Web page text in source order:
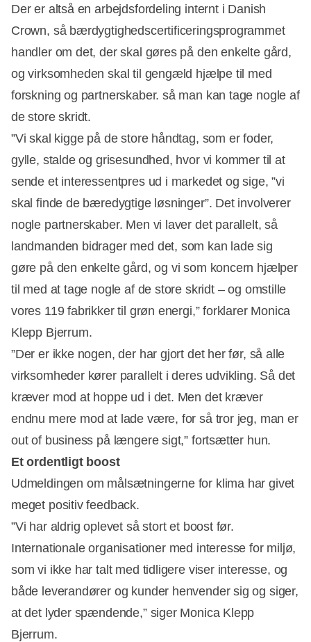
Der er altså en arbejdsfordeling internt i Danish
Crown, så bærdygtighedscertificeringsprogrammet
handler om det, der skal gøres på den enkelte gård,
og virksomheden skal til gengæld hjælpe til med
forskning og partnerskaber. så man kan tage nogle af
de store skridt.
”Vi skal kigge på de store håndtag, som er foder,
gylle, stalde og grisesundhed, hvor vi kommer til at
sende et interessentpres ud i markedet og sige, ”vi
skal finde de bæredygtige løsninger”. Det involverer
nogle partnerskaber. Men vi laver det parallelt, så
landmanden bidrager med det, som kan lade sig
gøre på den enkelte gård, og vi som koncern hjælper
til med at tage nogle af de store skridt – og omstille
vores 119 fabrikker til grøn energi,” forklarer Monica
Klepp Bjerrum.
”Der er ikke nogen, der har gjort det her før, så alle
virksomheder kører parallelt i deres udvikling. Så det
kræver mod at hoppe ud i det. Men det kræver
endnu mere mod at lade være, for så tror jeg, man er
out of business på længere sigt,” fortsætter hun.
Et ordentligt boost
Udmeldingen om målsætningerne for klima har givet
meget positiv feedback.
”Vi har aldrig oplevet så stort et boost før.
Internationale organisationer med interesse for miljø,
som vi ikke har talt med tidligere viser interesse, og
både leverandører og kunder henvender sig og siger,
at det lyder spændende,” siger Monica Klepp
Bjerrum.